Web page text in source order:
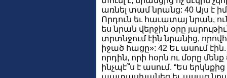
առնել տամ նրանց: 40 Այս է
Որդուն եւ հաւատայ նրան,
ես նրան վերջին օրը
տրտնջում էին նրանից,
իջած հացը»: 42 Եւ ասում
որդին, որի հօրն ու մօրը
ինչպէ՞ս է ասում. “Ես երկնքից